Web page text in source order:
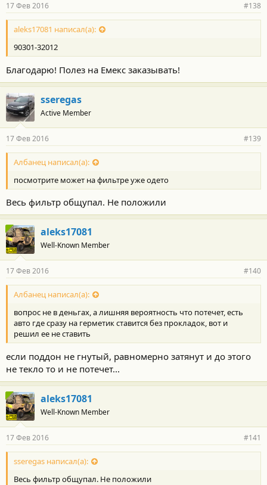
17 Фев 2016 #138
aleks17081 написал(а):
90301-32012
Благодарю! Полез на Емекс заказывать!
sseregas
Active Member
17 Фев 2016 #139
Албанец написал(а):
посмотрите может на фильтре уже одето
Весь фильтр общупал. Не положили
aleks17081
Well-Known Member
17 Фев 2016 #140
Албанец написал(а):
вопрос не в деньгах, а лишняя вероятность что потечет, есть
авто где сразу на герметик ставится без прокладок, вот и
решил ее не ставить
если поддон не гнутый, равномерно затянут и до этого
не текло то и не потечет...
aleks17081
Well-Known Member
17 Фев 2016 #141
sseregas написал(а):
Весь фильтр общупал. Не положили